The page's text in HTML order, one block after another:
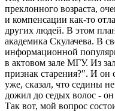
преклонного возраста,
и компенсации как-то
других людей. В этом
академика Скулачева. В
информационной
в актовом зале МГУ. Из
признак старения?". И он
уже, сказал, что седины
дожил до седых волос -
Так вот, мой вопрос